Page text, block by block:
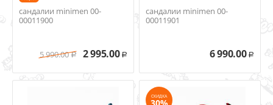
сандалии minimen 00-
00011900
5 990.00 Р 2 995.00 Р
сандалии minimen 00-
00011901
6 990.00 Р
СКИДКА
30%